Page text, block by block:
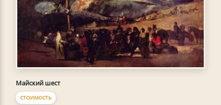
Майский шест
СТОИМОСТЬ